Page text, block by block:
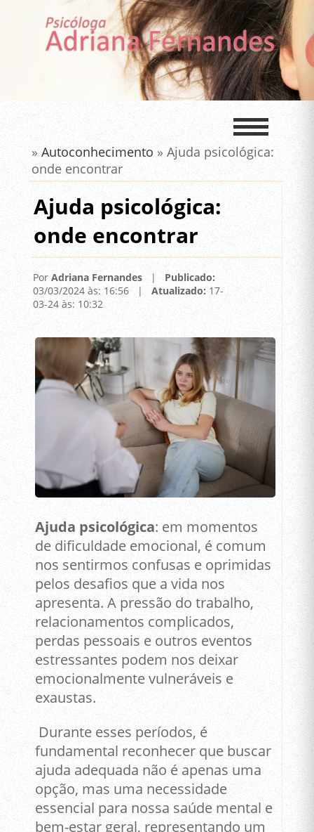
»Autoconhecimento » Ajuda psicológica:
onde encontrar
Ajuda psicológica:
onde encontrar
Por Adriana Fernandes| Publicado:
03/03/2024 às: 16:56 | Atualizado: 17-
03-24 às: 10:32
Ajuda psicológica: em momentos
de dificuldade emocional, é comum
nos sentirmos confusas e oprimidas
pelos desafios que a vida nos
apresenta. A pressão do trabalho,
relacionamentos complicados,
perdas pessoais e outros eventos
estressantes podem nos deixar
emocionalmente vulneráveis e
exaustas.
Durante esses períodos, é
fundamental reconhecer que buscar
ajuda adequada não é apenas uma
opção, mas uma necessidade
essencial para nossa saúde mental e
bem-estar geral, representando um